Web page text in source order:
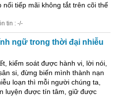
tiếp mãi không tắt trên cõi thế
tin : -/-
ngữ trong thời đại nhiễu
kiểm soát được hành vi, lời nói,
si, đừng biến mình thành nạn
loạn thì mỗi người chúng ta,
luyện được tín tâm, giữ được